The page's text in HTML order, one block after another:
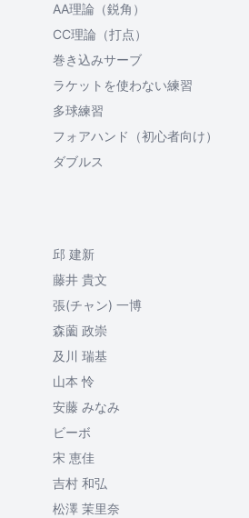
AA理論（鋭角）
CC理論（打点）
巻き込みサーブ
ラケットを使わない練習
多球練習
フォアハンド（初心者向け）
ダブルス
邱 建新
藤井 貴文
張(チャン) 一博
森薗 政崇
及川 瑞基
山本 怜
安藤 みなみ
ビーボ
宋 恵佳
吉村 和弘
松澤 茉里奈